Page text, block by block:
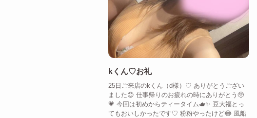
kくん♡お礼
25日ご来店のkくん（d様）♡ ありがとうござい
ました😊 仕事帰りのお疲れの時にありがとう🥺
💗 今回は初めからティータイム🫖✨ 豆大福とっ
てもおいしかったです♡ 粉粉やったけど😂 風船